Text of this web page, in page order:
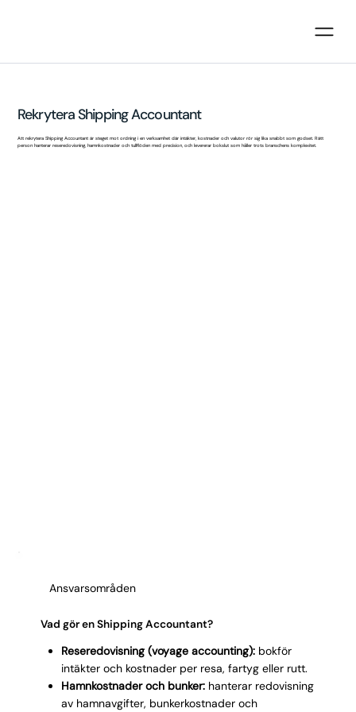
Rekrytera Shipping Accountant
Att rekrytera Shipping Accountant är steget mot ordning i en verksamhet där intäkter, kostnader och valutor rör sig lika snabbt som godset. Rätt
person hanterar reseredovisning, hamnkostnader och tullflöden med precision, och levererar bokslut som håller trots branschens komplexitet.
Ansvarsområden
Vad gör en Shipping Accountant?
Reseredovisning (voyage accounting):bokför
intäkter och kostnader per resa, fartyg eller rutt.
Hamnkostnader och bunker:hanterar redovisning
av hamnavgifter, bunkerkostnader och